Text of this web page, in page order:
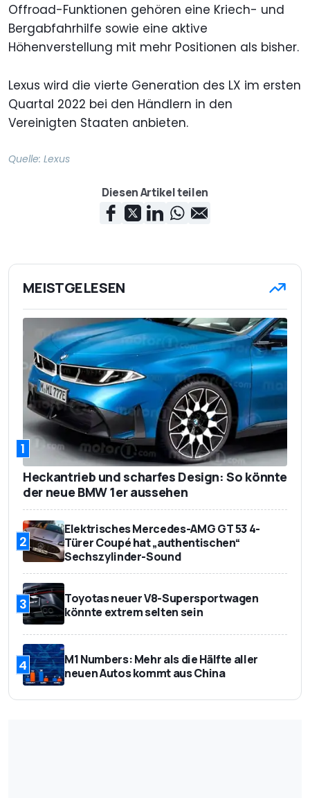
Offroad-Funktionen gehören eine Kriech- und
Bergabfahrhilfe sowie eine aktive
Höhenverstellung mit mehr Positionen als bisher.
Lexus wird die vierte Generation des LX im ersten
Quartal 2022 bei den Händlern in den
Vereinigten Staaten anbieten.
Quelle: Lexus
Diesen Artikel teilen
MEISTGELESEN
1
Heckantrieb und scharfes Design: So könnte
der neue BMW 1er aussehen
2
Elektrisches Mercedes-AMG GT 53 4-
Türer Coupé hat „authentischen“
Sechszylinder-Sound
3
Toyotas neuer V8-Supersportwagen
könnte extrem selten sein
4
M1 Numbers: Mehr als die Hälfte aller
neuen Autos kommt aus China